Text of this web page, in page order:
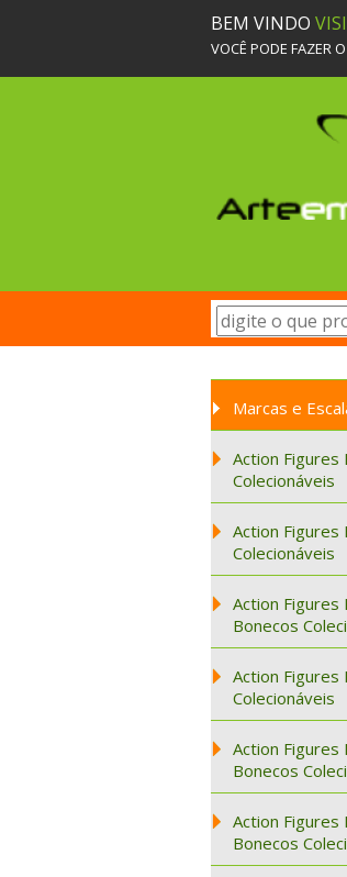
BEM VINDO
VOCÊ PODE FAZER O
Marcas e
Action Figures
Colecionáveis
Action
Colecionáveis
Action Figures
Bonecos
Action Figures
Colecionáveis
Action Figures
Bonecos
Action Figures
Bonecos